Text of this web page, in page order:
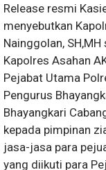
Release resmi
menyebutkan
Nainggolan,
Kapolres Asahan
Pejabat Utama
Pengurus
Bhayangkari
kepada pimpinan
jasa-jasa para
yang diikuti para